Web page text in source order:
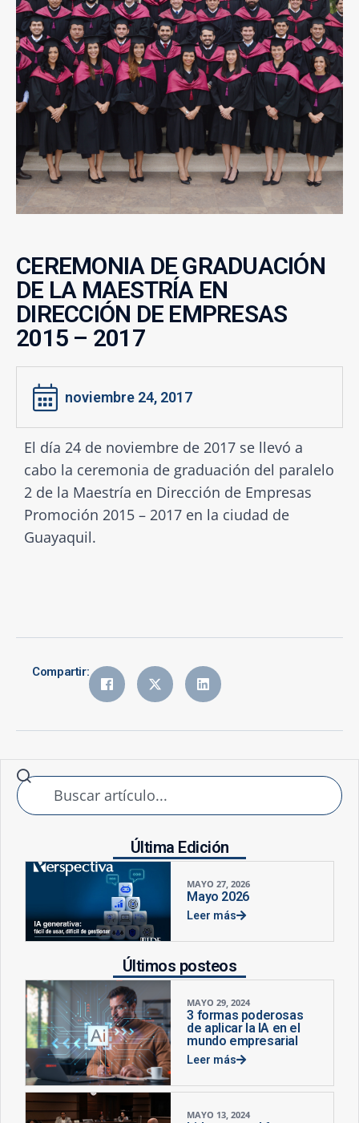
CEREMONIA DE GRADUACIÓN
DE LA MAESTRÍA EN
DIRECCIÓN DE EMPRESAS
2015 – 2017
noviembre 24, 2017
El día 24 de noviembre de 2017 se llevó a
cabo la ceremonia de graduación del paralelo
2 de la Maestría en Dirección de Empresas
Promoción 2015 – 2017 en la ciudad de
Guayaquil.
Compartir:
Última Edición
MAYO 27, 2026
Mayo 2026
Leer más
Últimos posteos
MAYO 29, 2024
3 formas poderosas
de aplicar la IA en el
mundo empresarial
Leer más
MAYO 13, 2024